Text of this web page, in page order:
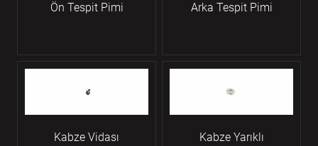
Ön Tespit Pimi Arka Tespit Pimi
Kabze Vidası
Kabze Yarıklı